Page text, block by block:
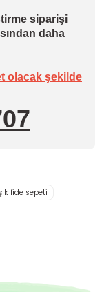
siparişi
daha
olacak şekilde
fide sepeti